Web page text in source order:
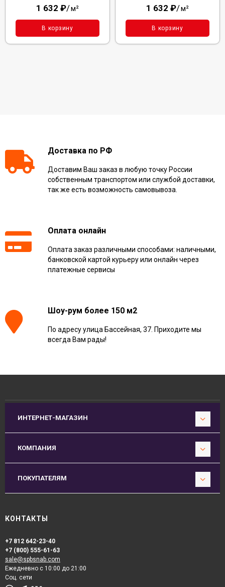
1 632 ₽/м²
В корзину
1 632 ₽/м²
В корзину
Доставка по РФ
Доставим Ваш заказ в любую точку России
собственным транспортом или службой доставки,
так же есть возможность самовывоза.
Оплата онлайн
Оплата заказ различными способами: наличными,
банковской картой курьеру или онлайн через
платежные сервисы
Шоу-рум более 150 м2
По адресу улица Бассейная, 37. Приходите мы
всегда Вам рады!
ИНТЕРНЕТ-МАГАЗИН
КОМПАНИЯ
ПОКУПАТЕЛЯМ
КОНТАКТЫ
+7 812 642-23-40
+7 (800) 555-61-63
sale@spbsnab.com
Ежедневно с 10:00 до 21:00
Соц. сети